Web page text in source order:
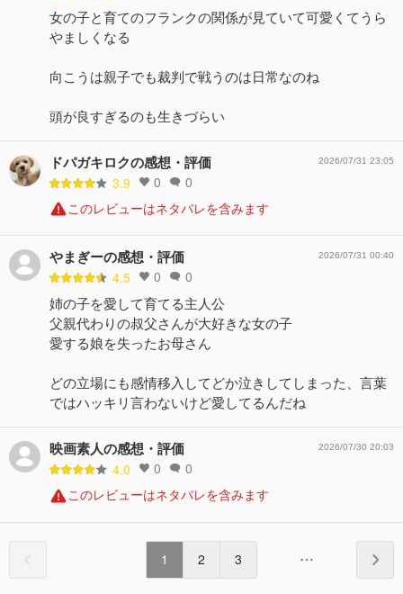
女の子と育てのフランクの関係が見ていて可愛くてうら
やましくなる
向こうは親子でも裁判で戦うのは日常なのね
頭が良すぎるのも生きづらい
ドパガキロクの感想・評価
3.9 0 0
2026/07/31 23:05
このレビューはネタバレを含みます
やまぎーの感想・評価
4.5 0 0
2026/07/31 00:40
姉の子を愛して育てる主人公
父親代わりの叔父さんが大好きな女の子
愛する娘を失ったお母さん
どの立場にも感情移入してどか泣きしてしまった、言葉
ではハッキリ言わないけど愛してるんだね
映画素人の感想・評価
4.0 0 0
2026/07/30 20:03
このレビューはネタバレを含みます
1 2 3